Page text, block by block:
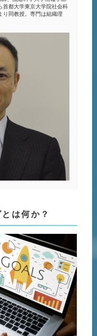
首都大学東京大学院社会科
り同教授。専門は組織理
は何か？